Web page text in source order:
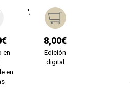
en
en
';
8,00€
Edición
digital